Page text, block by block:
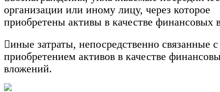
организации или иному лицу, через которое
приобретены активы в качестве финансовых
иные затраты, непосредственно связанные с
приобретением активов в качестве
вложений.